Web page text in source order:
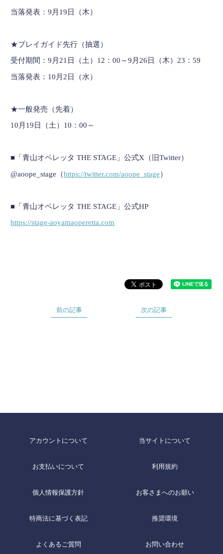
当落発表：9月19日（木）
★プレイガイド先行（抽選）
受付期間：9月21日（土）12：00～9月26日（木）23：59
当落発表：10月2日（水）
★一般発売（先着）
10月19日（土）10：00～
■「青山オペレッタ THE STAGE」公式X（旧Twitter）
@aoope_stage（https://twitter.com/aoope_stage）
■「青山オペレッタ THE STAGE」公式HP
https://stage-aoyamaoperetta.com
次の記事
前の記事
アカウントについて 当サイトについて
お支払いについて 利用規約
個人情報保護方針 お客さまへのお願い
特商法に基づく表記 推奨環境
よくあるご質問 お問い合わせ